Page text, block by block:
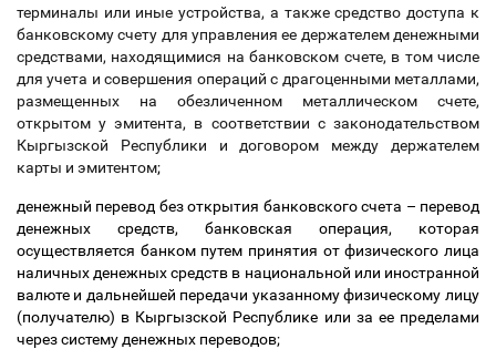
терминалы или иные устройства, а также средство доступа к
банковскому счету для управления ее держателем денежными
средствами, находящимися на банковском счете, в том числе
для учета и совершения операций с драгоценными металлами,
размещенных на обезличенном металлическом счете,
открытом у эмитента, в соответствии с законодательством
Кыргызской Республики и договором между держателем
карты и эмитентом;
денежный перевод без открытия банковского счета – перевод
денежных средств, банковская операция, которая
осуществляется банком путем принятия от физического лица
наличных денежных средств в национальной или иностранной
валюте и дальнейшей передачи указанному физическому лицу
(получателю) в Кыргызской Республике или за ее пределами
через систему денежных переводов;